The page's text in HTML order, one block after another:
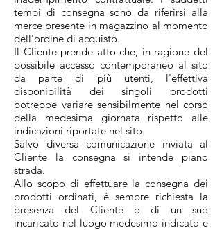
tempi di consegna sono da riferirsi alla
merce presente in magazzino al momento
dell'ordine di acquisto.
Il Cliente prende atto che, in ragione del
possibile accesso contemporaneo al sito
da parte di più utenti, l'effettiva
disponibilità dei singoli prodotti
potrebbe variare sensibilmente nel corso
della medesima giornata rispetto alle
indicazioni riportate nel sito.
Salvo diversa comunicazione inviata al
Cliente la consegna si intende piano
strada.
Allo scopo di effettuare la consegna dei
prodotti ordinati, è sempre richiesta la
presenza del Cliente o di un suo
incaricato nel luogo medesimo indicato e